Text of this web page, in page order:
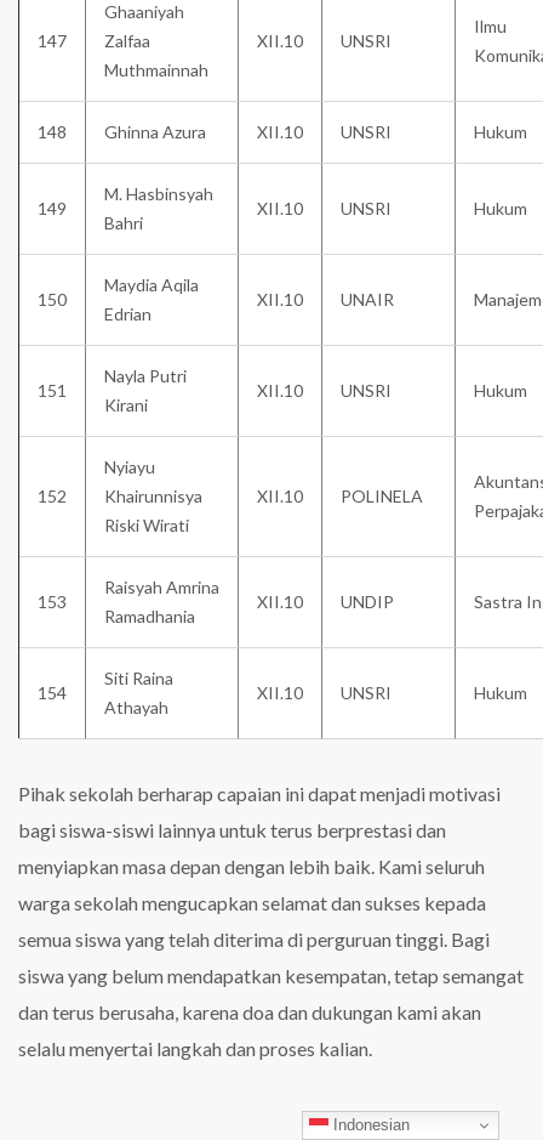
147
Ghaaniyah
Zalfaa
Muthmainnah
XII.10 UNSRI
Ilmu
148 Ghinna Azura XII.10 UNSRI Hukum
149
M. Hasbinsyah
Bahri
XII.10 UNSRI Hukum
150
Maydia Aqila
Edrian
XII.10 UNAIR
151
Nayla Putri
Kirani
XII.10 UNSRI Hukum
152
Nyiayu
Khairunnisya
Riski Wirati
XII.10 POLINELA
153
Raisyah Amrina
Ramadhania
XII.10 UNDIP Sastra
154
Siti Raina
Athayah
XII.10 UNSRI Hukum
Pihak sekolah berharap capaian ini dapat menjadi motivasi
bagi siswa-siswi lainnya untuk terus berprestasi dan
menyiapkan masa depan dengan lebih baik. Kami seluruh
warga sekolah mengucapkan selamat dan sukses kepada
semua siswa yang telah diterima di perguruan tinggi. Bagi
siswa yang belum mendapatkan kesempatan, tetap semangat
dan terus berusaha, karena doa dan dukungan kami akan
selalu menyertai langkah dan proses kalian.
Indonesian